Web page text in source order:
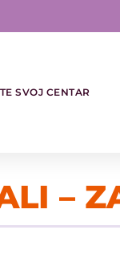
SVOJ CENTAR
–